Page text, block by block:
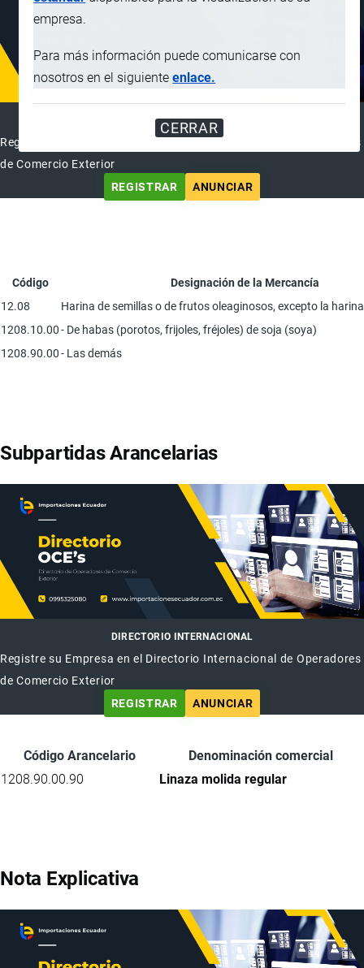
empresa.
Para más información puede comunicarse con
nosotros en el siguienteenlace.
CERRAR
DIRECTORIO INTERNACIONAL
Registre su Empresa en el Directorio Internacional de Operadores
de Comercio Exterior
REGISTRAR
ANUNCIAR
Código
Designación de la Mercancía
12.08
Harina de semillas o de frutos oleaginosos, excepto la
1208.10.00- De habas (porotos, frijoles, fréjoles) de soja (soya)
1208.90.00- Las demás
Subpartidas Arancelarias
DIRECTORIO INTERNACIONAL
Registre su Empresa en el Directorio Internacional de Operadores
de Comercio Exterior
REGISTRAR
ANUNCIAR
Código Arancelario
Denominación comercial
1208.90.00.90
Linaza molida regular
Nota Explicativa